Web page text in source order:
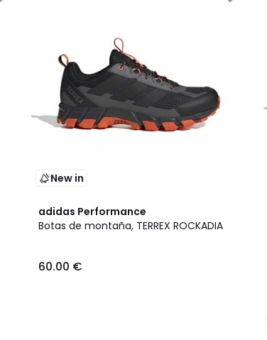
New in
adidas Performance
Botas de montaña, TERREX ROCKADIA
60.00 €